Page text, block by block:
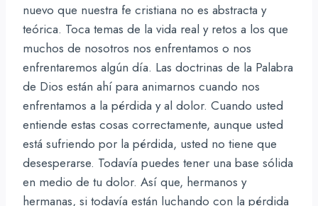
nuevo que nuestra fe cristiana no es abstracta y
teórica. Toca temas de la vida real y retos a los que
muchos de nosotros nos enfrentamos o nos
enfrentaremos algún día. Las doctrinas de la Palabra
de Dios están ahí para animarnos cuando nos
enfrentamos a la pérdida y al dolor. Cuando usted
entiende estas cosas correctamente, aunque usted
está sufriendo por la pérdida, usted no tiene que
desesperarse. Todavía puedes tener una base sólida
en medio de tu dolor. Así que, hermanos y
hermanas, si todavía están luchando con la pérdida